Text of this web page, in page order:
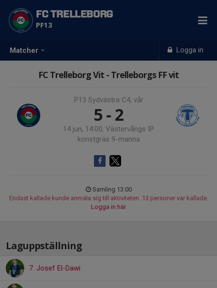
Matcher Logga in
FC TRELLEBORG
PF13
FC Trelleborg Vit - Trelleborgs FF vit
P13 Sydvästra C4, vår
5 - 2
14 jun, 14:00, Västervångs IP
konstgräs 9-manna
Samling 13:00
Endast kallade kunde anmäla sig till aktiviteten. 13 personer var kallade.
Logga in här
Laguppställning
7. Josef El-Dawi